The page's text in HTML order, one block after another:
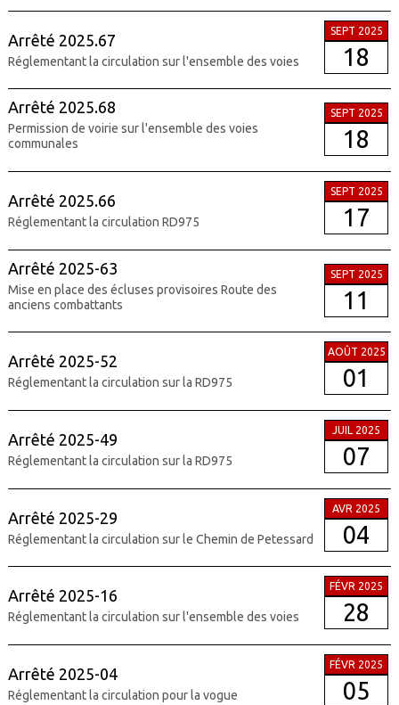
Arrêté 2025.67
Réglementant la circulation sur l'ensemble des voies
SEPT 2025
18
Arrêté 2025.68
Permission de voirie sur l'ensemble des voies
communales
SEPT 2025
18
Arrêté 2025.66
Réglementant la circulation RD975
SEPT 2025
17
Arrêté 2025-63
Mise en place des écluses provisoires Route des
anciens combattants
SEPT 2025
11
Arrêté 2025-52
Réglementant la circulation sur la RD975
AOÛT 2025
01
Arrêté 2025-49
Réglementant la circulation sur la RD975
JUIL 2025
07
Arrêté 2025-29
Réglementant la circulation sur le Chemin de Petessard
AVR 2025
04
Arrêté 2025-16
Réglementant la circulation sur l'ensemble des voies
FÉVR 2025
28
Arrêté 2025-04
Réglementant la circulation pour la vogue
FÉVR 2025
05